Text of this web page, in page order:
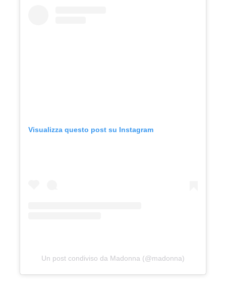
Visualizza questo post su Instagram
Un post condiviso da Madonna (@madonna)